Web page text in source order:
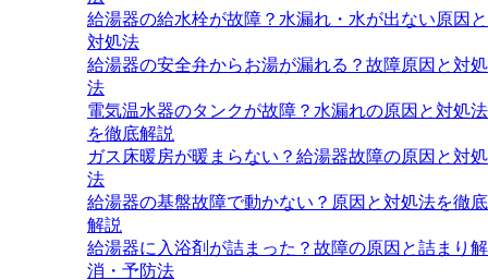
給湯器の給水栓が故障？水漏れ・水が出ない原因と
対処法
給湯器の安全弁からお湯が漏れる？故障原因と対処
法
電気温水器のタンクが故障？水漏れの原因と対処法
を徹底解説
ガス床暖房が暖まらない？給湯器故障の原因と対処
法
給湯器の基盤故障で動かない？原因と対処法を徹底
解説
給湯器に入浴剤が詰まった？故障の原因と詰まり解
消・予防法